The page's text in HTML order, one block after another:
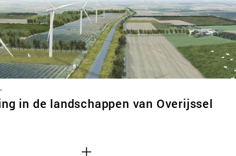
in de landschappen van Overijssel